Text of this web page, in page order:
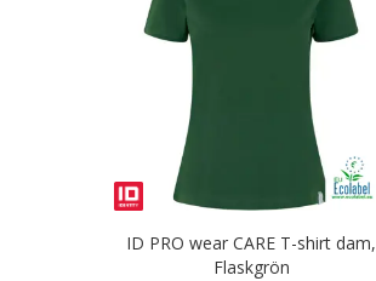
ID PRO wear CARE T-shirt dam,
Flaskgrön